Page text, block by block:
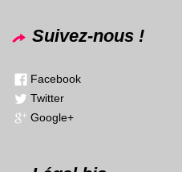
Suivez-nous !
Facebook
Twitter
Google+